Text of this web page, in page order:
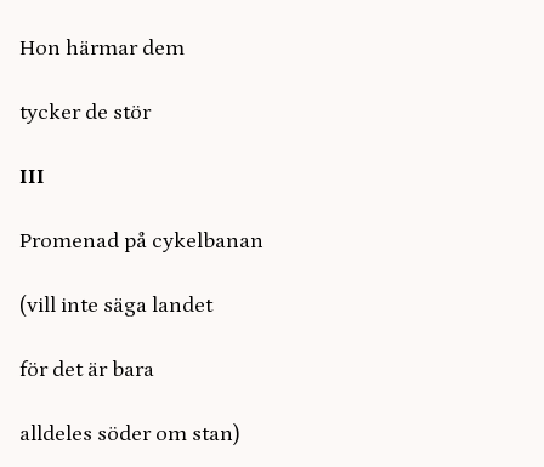
Hon härmar dem
tycker de stör
III
Promenad på cykelbanan
(vill inte säga landet
för det är bara
alldeles söder om stan)